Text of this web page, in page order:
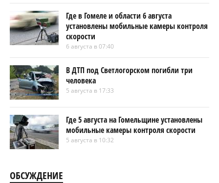
Где в Гомеле и области 6 августа
установлены мобильные камеры контроля
скорости
6 августа в 07:40
В ДТП под Светлогорском погибли три
человека
5 августа в 17:33
Где 5 августа на Гомельщине установлены
мобильные камеры контроля скорости
5 августа в 10:32
ОБСУЖДЕНИЕ